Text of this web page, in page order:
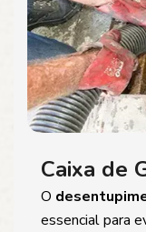
Caixa de
O
essencial para